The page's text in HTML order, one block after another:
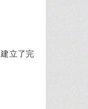
立了完